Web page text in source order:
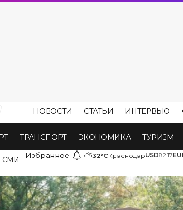
НОВОСТИ СТАТЬИ ИНТЕРВЬЮ
ТРАНСПОРТ ЭКОНОМИКА ТУРИЗМ
СМИ Избранное ⛅32°CКраснодарUSD82.17